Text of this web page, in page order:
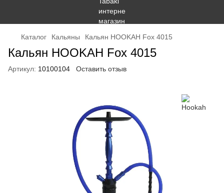
Каталог Кальяны Кальян HOOKAH Fox 4015
Кальян HOOKAH Fox 4015
Артикул: 10100104 Оставить отзыв